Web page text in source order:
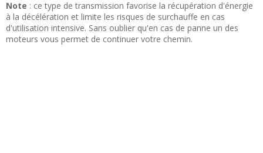
Note : ce type de transmission favorise la récupération d'énergie
à la décélération et limite les risques de surchauffe en cas
d'utilisation intensive. Sans oublier qu'en cas de panne un des
moteurs vous permet de continuer votre chemin.